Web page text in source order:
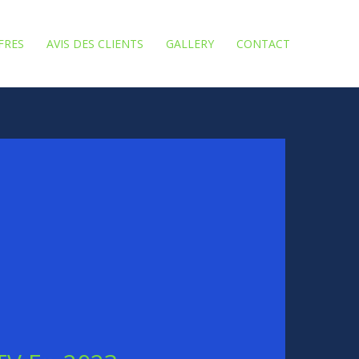
AVIS DES CLIENTS GALLERY CONTACT